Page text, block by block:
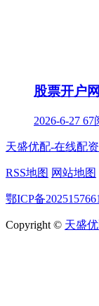
股票开户
2026-6-27 67
天盛优配-在线配
RSS地图 网站地图
鄂ICP备
Copyright © 天盛